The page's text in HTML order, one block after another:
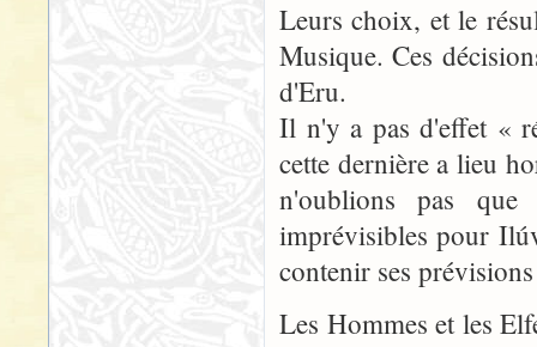
Leurs choix, et le
Musique. Ces
d'Eru.
Il n'y a pas d'effet «
cette dernière a lieu
n'oublions pas
imprévisibles pour
contenir ses
Les Hommes et les